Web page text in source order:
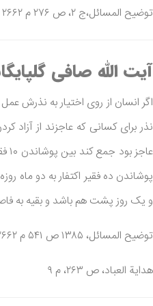
توضیح المسائل،ج ۲، ص ۲۷۶ م ۲۶۶۲
آیت الله صافی
اگر انسان از روی اختیار به نذرش
پوشاندن ده فقیر اکتفار به دو ماه
و یک روز پشت هم باشد و بقیه به
توضیح المسائل، ۱۳۸۵ ص ۵۴۱ م ۲۶۶۲
هدایة العباد، ص ۲۶۳، م ۹